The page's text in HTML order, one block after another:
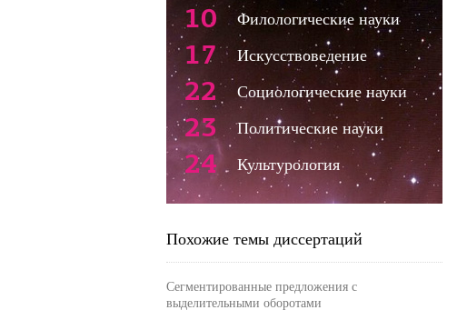
10 Филологические науки
17 Искусствоведение
22 Социологические науки
23 Политические науки
24 Культурология
Похожие темы диссертаций
Сегментированные предложения с
выделительными оборотами